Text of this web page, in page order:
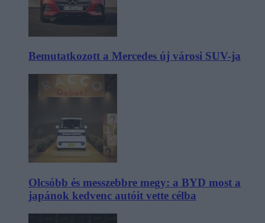
Bemutatkozott a Mercedes új városi SUV-ja
Olcsóbb és messzebbre megy: a BYD most a
japánok kedvenc autóit vette célba